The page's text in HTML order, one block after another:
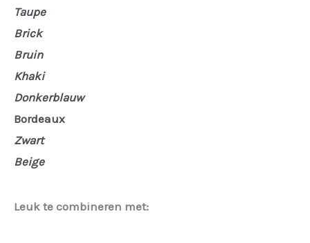
Taupe
Brick
Bruin
Khaki
Donkerblauw
Bordeaux
Zwart
Beige
Leuk te combineren met: